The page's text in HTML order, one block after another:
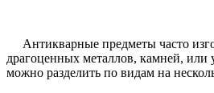
Антикварные предметы часто
драгоценных металлов, камней,
можно разделить по видам на